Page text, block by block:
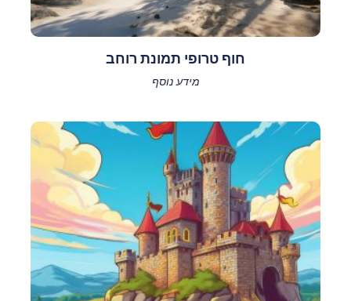
חוף טרופי תמונת רוחב
מידע נוסף